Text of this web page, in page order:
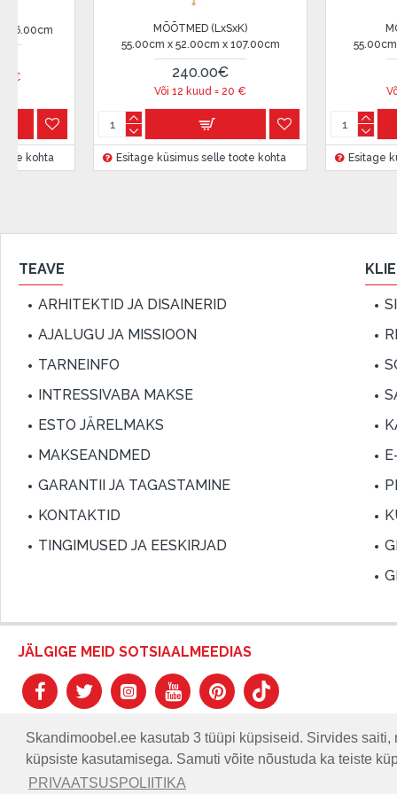
Skandimoobel.ee kasutab 3 tüüpi küpsiseid. Sirvides saiti,
küpsiste kasutamisega. Samuti võite nõustuda ka teiste
PRIVAATSUSPOLIITIKA
Lepingu tingimused:
Liisingulepingu võib allkirjastada ainult see isik, kes
Lisateave:
Enne krediidi vormistamist palun tutvuge kauba
garantii ja tagastamise tingimustega.
MÕÕTMED (LxSxK)
55.00cm x 52.00cm x 107.00cm
Esitage küsimus selle toote kohta
45.00cm x 43.00cm x 88.00cm
Esitage küsimus selle toote
TEAVE
ARHITEKTID JA DISAINERID
AJALUGU JA MISSIOON
TARNEINFO
INTRESSIVABA MAKSE
ESTO JÄRELMAKS
MAKSEANDMED
GARANTII JA TAGASTAMINE
KONTAKTID
TINGIMUSED JA EESKIRJAD
JÄLGIGE MEID SOTSIAALMEEDIAS
© SKANDIMÖÖBEL.EE | Skandinaavia disaini mööblisalong.